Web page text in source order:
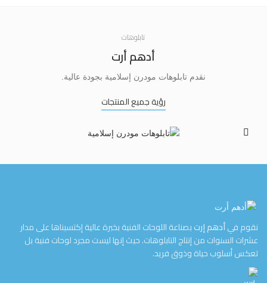
تابلوهات
أدهم أرت
نقدم تابلوهات مودرن إسلامية بجودة عالية.
رؤية جميع المنتجات
نقوم فيأدهم إرتبصناعة اللوحات الفنية بخبرة عالية إكتسبناها على مدار
عشرات السنوات من إنتاج التابلوهات. حيث إنها ليست مجرد لوحات فنية بل
تعكس أسلوب حياة وذوق فريد.